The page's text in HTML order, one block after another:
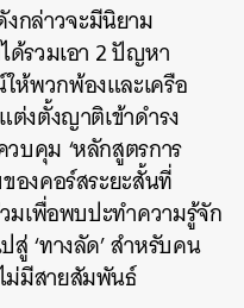
กล่าวจะมีนิยาม
ด้รวมเอา 2 ปัญหา
ห้พวกพ้องและเครือ
ต่งตั้งญาติเข้าดำรง
บคุม ‘หลักสูตรการ
องคอร์สระยะสั้นที่
มเพื่อพบปะทำความรู้จัก
สู่ ‘ทางลัด’ สำหรับคน
มีสายสัมพันธ์